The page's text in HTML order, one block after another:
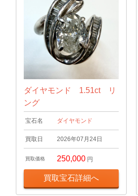
ダイヤモンド 1.51ct リ
ング
宝石名 ダイヤモンド
買取日 2026年07月24日
買取価格 250,000 円
買取宝石詳細へ